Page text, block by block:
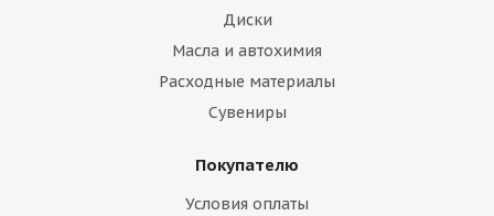
Диски
Масла и автохимия
Расходные материалы
Сувениры
Покупателю
Условия оплаты